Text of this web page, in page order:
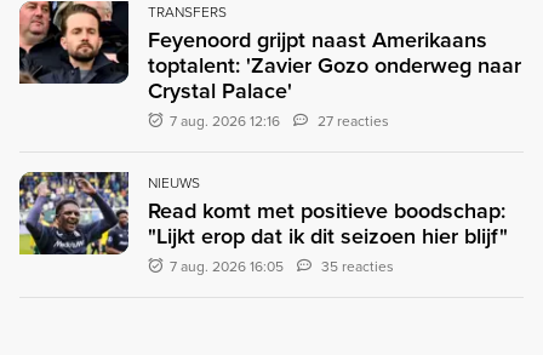
TRANSFERS
Feyenoord grijpt naast Amerikaans
toptalent: 'Zavier Gozo onderweg naar
Crystal Palace'
7 aug. 2026 12:16 27 reacties
NIEUWS
Read komt met positieve boodschap:
"Lijkt erop dat ik dit seizoen hier blijf"
7 aug. 2026 16:05 35 reacties